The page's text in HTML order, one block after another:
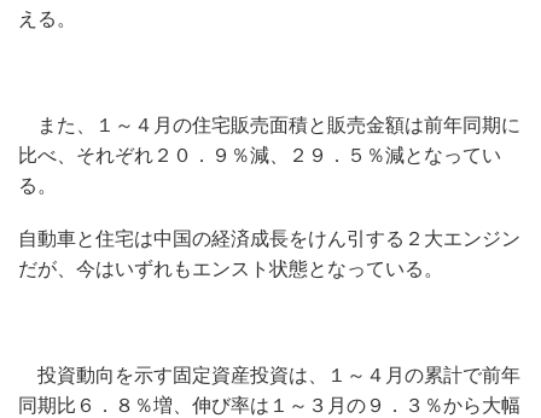
える。
また、１～４月の住宅販売面積と販売金額は前年同期に
比べ、それぞれ２０．９％減、２９．５％減となってい
る。
自動車と住宅は中国の経済成長をけん引する２大エンジン
だが、今はいずれもエンスト状態となっている。
投資動向を示す固定資産投資は、１～４月の累計で前年
同期比６．８％増、伸び率は１～３月の９．３％から大幅